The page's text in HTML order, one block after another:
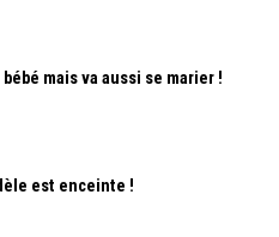
mais va aussi se marier !
est enceinte !